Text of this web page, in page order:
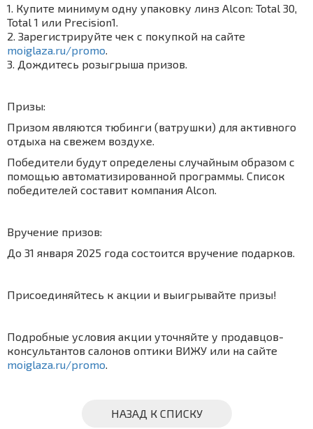
1. Купите минимум одну упаковку линз Alcon: Total 30,
Total 1 или Precision1.
2. Зарегистрируйте чек с покупкой на сайте
moiglaza.ru/promo.
3. Дождитесь розыгрыша призов.
Призы:
Призом являются тюбинги (ватрушки) для активного
отдыха на свежем воздухе.
Победители будут определены случайным образом с
помощью автоматизированной программы. Список
победителей составит компания Alcon.
Вручение призов:
До 31 января 2025 года состоится вручение подарков.
Присоединяйтесь к акции и выигрывайте призы!
Подробные условия акции уточняйте у продавцов-
консультантов салонов оптики ВИЖУ или на сайте
moiglaza.ru/promo.
НАЗАД К СПИСКУ